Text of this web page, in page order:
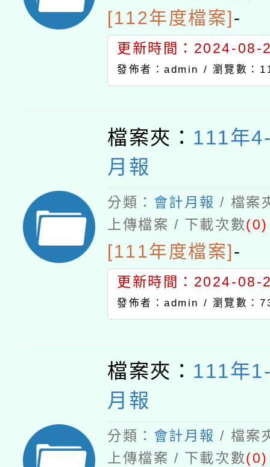
[112年度檔案] -
更新時間：2024-08-
發佈者：admin / 瀏覽數：
檔案夾： 111年
月報
分類： 會計月報 / 檔案
上傳檔案 / 下載次數(0)
[111年度檔案] -
更新時間：2024-08-
發佈者：admin / 瀏覽數：
檔案夾： 111年
月報
分類： 會計月報 / 檔案
上傳檔案 / 下載次數(0)